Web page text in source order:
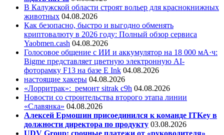
В Калужской области строят вольер для краснокнижных
животных 04.08.2026
Как безопасно, быстро и выгодно обменять
криптовалюту в 2026 году: Полный обзор сервиса
Yaobmen.cash 04.08.2026
Голосовое общение с ИИ и аккумулятор на 18 000 мА·ч:
Bigme представляет цветную электронную AI-
фоторамку F13 на базе E Ink 04.08.2026
настоящие хакеры 04.08.2026
«Лорритрак»: ремонт sitrak c9h 04.08.2026
Новости со строительства второго этапа линии
«Славянка» 04.08.2026
Алексей Ермошин присоединился к команде ITKey в
должности директора по продукту 03.08.2026
UDV Group: срочные платежи от «руководителя»